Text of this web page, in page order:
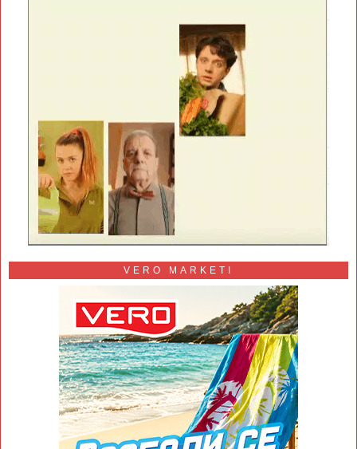
VERO MARKETI